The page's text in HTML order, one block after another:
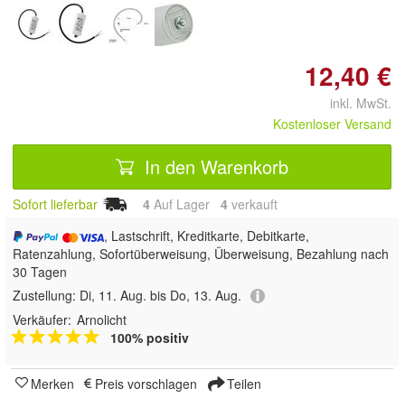
12,40 €
inkl. MwSt.
Kostenloser Versand
In den Warenkorb
Sofort lieferbar 4 Auf Lager 4 verkauft
, Lastschrift, Kreditkarte, Debitkarte,
Ratenzahlung, Sofortüberweisung, Überweisung, Bezahlung nach
30 Tagen
Zustellung: Di, 11. Aug. bis Do, 13. Aug.
Verkäufer: Arnolicht
100% positiv
Merken Preis vorschlagen Teilen